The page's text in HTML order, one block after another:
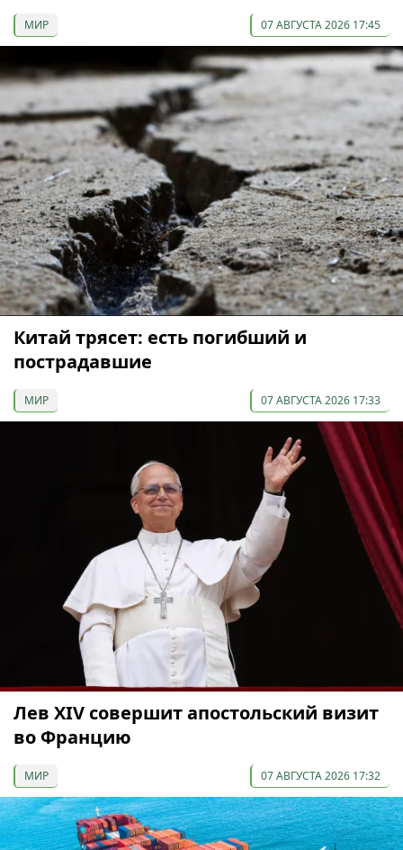
МИР 07 АВГУСТА 2026 17:45
Китай трясет: есть погибший и
пострадавшие
МИР 07 АВГУСТА 2026 17:33
Лев XIV совершит апостольский визит
во Францию
МИР 07 АВГУСТА 2026 17:32